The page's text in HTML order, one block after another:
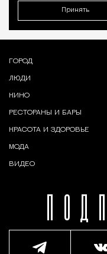
Принять
ГОРОД
ЛЮДИ
КИНО
РЕСТОРАНЫ И БАРЫ
КРАСОТА И ЗДОРОВЬЕ
МОДА
ВИДЕО